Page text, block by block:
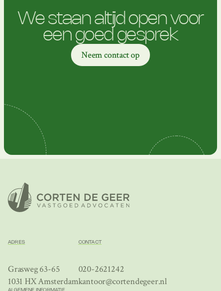
We staan altijd open voor
een goed gesprek
Neem contact op
Neem contact op
ADRES
Grasweg 63-65
1031 HX Amsterdam
CONTACT
020-2621242
kantoor@cortendegeer.nl